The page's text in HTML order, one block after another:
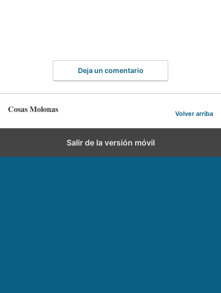
Deja un comentario
Cosas Molonas Volver arriba
Salir de la versión móvil